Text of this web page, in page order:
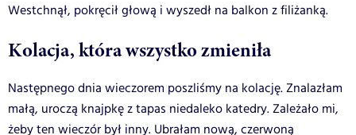
Westchnął, pokręcił głową i wyszedł na balkon z filiżanką.
Kolacja, która wszystko zmieniła
Następnego dnia wieczorem poszliśmy na kolację. Znalazłam
małą, uroczą knajpkę z tapas niedaleko katedry. Zależało mi,
żeby ten wieczór był inny. Ubrałam nową, czerwoną